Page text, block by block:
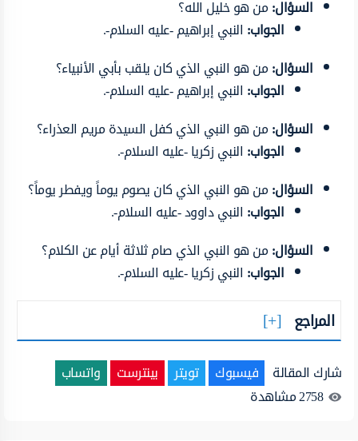
السؤال:من هو خليل الله؟
الجواب: النبي إبراهيم -عليه السلام-.
السؤال:من هو النبي الذي كان يلقب بأبي الأنبياء؟
الجواب: النبي إبراهيم -عليه السلام-.
السؤال:من هو النبي الذي كفل السيدة مريم العذراء؟
الجواب: النبي زكريا -عليه السلام-.
السؤال:من هو النبي الذي كان يصوم يوماً ويفطر يوماً؟
الجواب: النبي داوود -عليه السلام-.
السؤال:من هو النبي الذي صام ثلاثة أيام عن الكلام؟
الجواب: النبي زكريا -عليه السلام-.
المراجع
شارك المقالة فيسبوك تويتر بينترست
واتساب
2758مشاهدة